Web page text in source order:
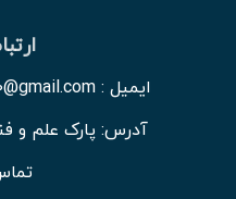
ایمیل : kermanshahgasht2020@gmail.com
آدرس: پارک علم و